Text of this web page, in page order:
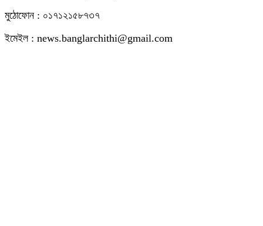
মুঠোফোন : ০১৭১২১৫৮৭৩৭
ইমেইল : news.banglarchithi@gmail.com